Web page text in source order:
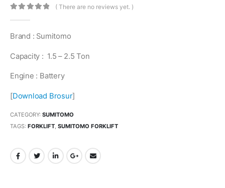
( There are no reviews yet. )
Brand : Sumitomo
Capacity : 1.5 – 2.5 Ton
Engine : Battery
[Download Brosur]
CATEGORY: SUMITOMO
TAGS: FORKLIFT, SUMITOMO FORKLIFT